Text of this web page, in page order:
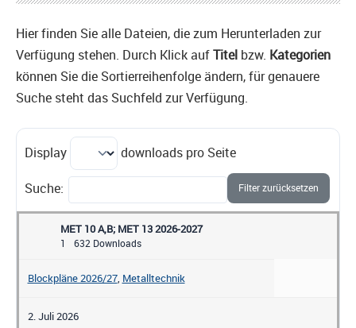
Hier finden Sie alle Dateien, die zum Herunterladen zur
Verfügung stehen. Durch Klick aufTitel bzw. Kategorien
können Sie die Sortierreihenfolge ändern, für genauere
Suche steht das Suchfeld zur Verfügung.
Display downloads pro Seite
Suche: Filter zurücksetzen
MET 10 A,B; MET 13 2026-2027
1 632 Downloads
Blockpläne 2026/27, Metalltechnik
2. Juli 2026